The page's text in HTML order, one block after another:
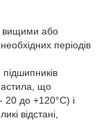
вищими або
періодів
що
20 до +120°C) і
відстані,